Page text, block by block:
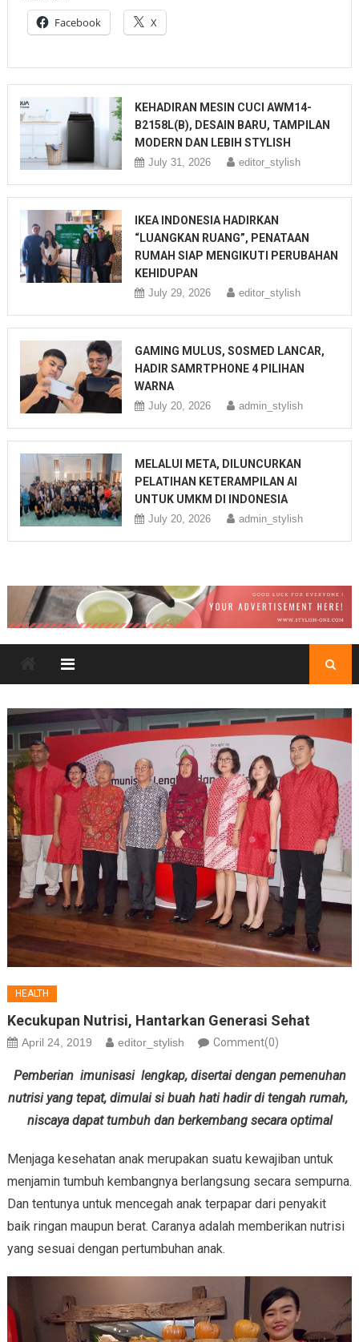
Facebook X
KEHADIRAN MESIN CUCI AWM14-
B2158L(B), DESAIN BARU, TAMPILAN
MODERN DAN LEBIH STYLISH
July 31, 2026 editor_stylish
IKEA INDONESIA HADIRKAN
“LUANGKAN RUANG”, PENATAAN
RUMAH SIAP MENGIKUTI PERUBAHAN
KEHIDUPAN
July 29, 2026 editor_stylish
GAMING MULUS, SOSMED LANCAR,
HADIR SAMRTPHONE 4 PILIHAN
WARNA
July 20, 2026 admin_stylish
MELALUI META, DILUNCURKAN
PELATIHAN KETERAMPILAN AI
UNTUK UMKM DI INDONESIA
July 20, 2026 admin_stylish
HEALTH
Kecukupan Nutrisi, Hantarkan Generasi Sehat
April 24, 2019 editor_stylish Comment(0)
Pemberian imunisasi lengkap, disertai dengan pemenuhan
nutrisi yang tepat, dimulai si buah hati hadir di tengah rumah,
niscaya dapat tumbuh dan berkembang secara optimal
Menjaga kesehatan anak merupakan suatu kewajiban untuk
menjamin tumbuh kembangnya berlangsung secara sempurna.
Dan tentunya untuk mencegah anak terpapar dari penyakit
baik ringan maupun berat. Caranya adalah memberikan nutrisi
yang sesuai dengan pertumbuhan anak.